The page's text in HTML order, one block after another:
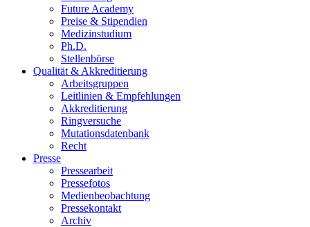
Future Academy
Preise & Stipendien
Medizinstudium
Ph.D.
Stellenbörse
Qualität & Akkreditierung
Arbeitsgruppen
Leitlinien & Empfehlungen
Akkreditierung
Ringversuche
Mutationsdatenbank
Recht
Presse
Pressearbeit
Pressefotos
Medienbeobachtung
Pressekontakt
Archiv